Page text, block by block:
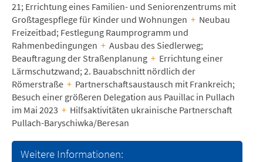
21; Errichtung eines Familien- und Seniorenzentrums mit
Großtagespflege für Kinder und Wohnungen + Neubau
Freizeitbad; Festlegung Raumprogramm und
Rahmenbedingungen + Ausbau des Siedlerweg;
Beauftragung der Straßenplanung + Errichtung einer
Lärmschutzwand; 2. Bauabschnitt nördlich der
Römerstraße + Partnerschaftsaustausch mit Frankreich;
Besuch einer größeren Delegation aus Pauillac in Pullach
im Mai 2023 + Hilfsaktivitäten ukrainische Partnerschaft
Pullach-Baryschiwka/Beresan
Weitere Informationen: